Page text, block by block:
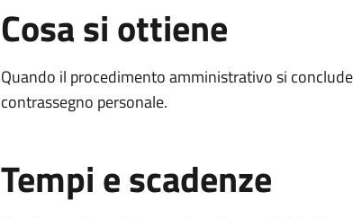
Cosa si ottiene
Quando il procedimento amministrativo si
contrassegno personale.
Tempi e scadenze